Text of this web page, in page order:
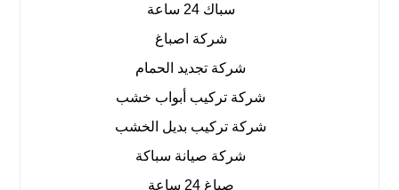
سباك 24 ساعة
شركة اصباغ
شركة تجديد الحمام
شركة تركيب أبواب خشب
شركة تركيب بديل الخشب
شركة صيانة سباكة
صباغ 24 ساعة